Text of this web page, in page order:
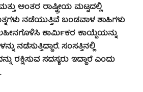
ಅಂತರ ರಾಷ್ಟ್ರೀಯ ಮಟ್ಟದಲ್ಲಿ
ನಡೆಯುತ್ತಿವೆ ಬಂಡವಾಳ ಶಾಹಿಗಳು
ಕಾರ್ಮಿಕರ ಕಾಯ್ದೆಯನ್ನು
ನಡೆಸುತ್ತಿದ್ದಾರೆ. ಸಂಸತ್ತಿನಲ್ಲಿ
ರಕ್ಷಿಸುವ ಸದಸ್ಯರು ಇದ್ದಾರೆ ಎಂದು